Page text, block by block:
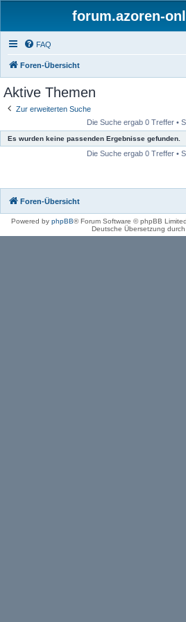
forum.azoren-
FAQ
Foren-Übersicht
Aktive Themen
Zur erweiterten Suche
Die Suche ergab 0 Treffer •
Es wurden keine passenden Ergebnisse gefunden.
Die Suche ergab 0 Treffer •
Foren-Übersicht
Powered by phpBB® Forum Software © phpBB
Deutsche Übersetzung durch